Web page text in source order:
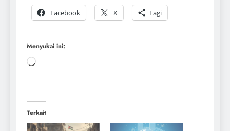
Facebook
X Lagi
Menyukai ini:
Terkait